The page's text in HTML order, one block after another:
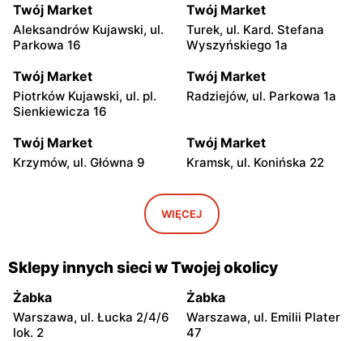
Twój Market
Aleksandrów Kujawski, ul.
Parkowa 16
Twój Market
Turek, ul. Kard. Stefana
Wyszyńskiego 1a
Twój Market
Piotrków Kujawski, ul. pl.
Sienkiewicza 16
Twój Market
Radziejów, ul. Parkowa 1a
Twój Market
Krzymów, ul. Główna 9
Twój Market
Kramsk, ul. Konińska 22
Twój Market
Ślesin, ul. Kościelna 63
Ślesin, ul. Kleczewska 12b Toruń, ul. Legionów 27a
Twój Market
Konin, ul. Łężyńska 13a
Twój Market
Konin, ul. Zakole 2
WIĘCEJ
Sklepy innych sieci w Twojej okolicy
Żabka
Warszawa, ul. Łucka 2/4/6
lok. 2
Żabka
Warszawa, ul. Emilii Plater
47